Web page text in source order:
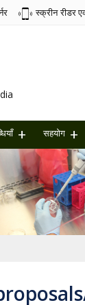
स्क्रीन रीडर
सहयोग